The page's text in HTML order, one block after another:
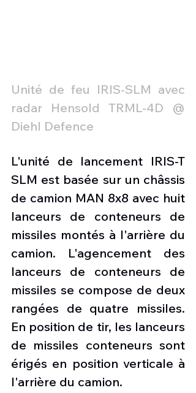
Unité de feu IRIS-SLM avec
radar Hensold TRML-4D @
Diehl Defence
L'unité de lancement IRIS-T
SLM est basée sur un châssis
de camion MAN 8x8 avec huit
lanceurs de conteneurs de
missiles montés à l'arrière du
camion. L'agencement des
lanceurs de conteneurs de
missiles se compose de deux
rangées de quatre missiles.
En position de tir, les lanceurs
de missiles conteneurs sont
érigés en position verticale à
l'arrière du camion.